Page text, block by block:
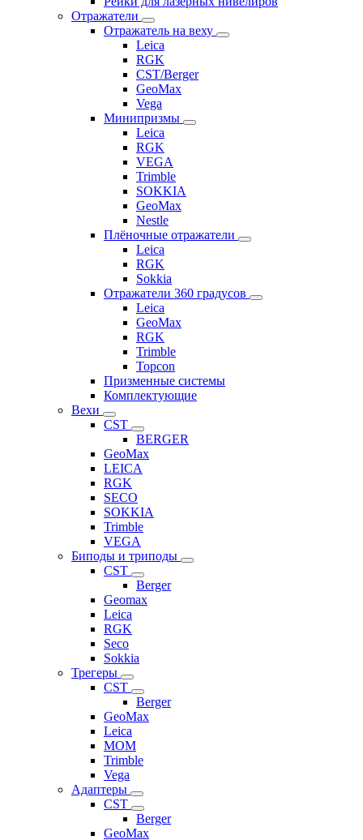
Отражатели
Отражатель на веху
Leica
RGK
CST/Berger
GeoMax
Vega
Минипризмы
Leica
RGK
VEGA
Trimble
SOKKIA
GeoMax
Nestle
Плёночные отражатели
Leica
RGK
Sokkia
Отражатели 360 градусов
Leica
GeoMax
RGK
Trimble
Topcon
Призменные системы
Комплектующие
Вехи
CST
BERGER
GeoMax
LEICA
RGK
SECO
SOKKIA
Trimble
VEGA
Биподы и триподы
CST
Berger
Geomax
Leica
RGK
Seco
Sokkia
Трегеры
CST
Berger
GeoMax
Leica
MOM
Trimble
Vega
Адаптеры
CST
Berger
GeoMax